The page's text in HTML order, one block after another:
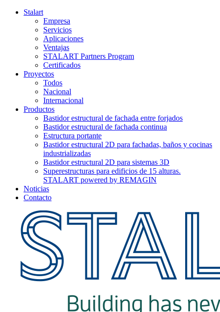
Stalart
Empresa
Servicios
Aplicaciones
Ventajas
STALART Partners Program
Certificados
Proyectos
Todos
Nacional
Internacional
Productos
Bastidor estructural de fachada entre forjados
Bastidor estructural de fachada continua
Estructura portante
Bastidor estructural 2D para fachadas, baños y cocinas
industrializadas
Bastidor estructural 2D para sistemas 3D
Superestructuras para edificios de 15 alturas.
STALART powered by REMAGIN
Noticias
Contacto